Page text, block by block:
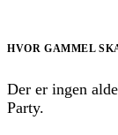
HVOR GAMMEL
Der er ingen
Party.